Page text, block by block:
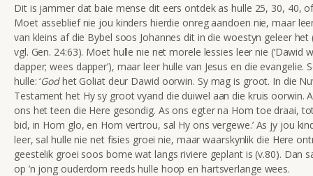
Dit is jammer dat baie mense dit eers ontdek as hulle 25, 30, 40,
Moet asseblief nie jou kinders hierdie onreg aandoen nie, maar
van kleins af die Bybel soos Johannes dit in die woestyn geleer het
vgl. Gen. 24:63). Moet hulle nie net morele lessies leer nie (‘Dawid
dapper; wees dapper’), maar leer hulle van Jesus en die evangelie.
hulle: ‘Godhet Goliat deur Dawid oorwin. Sy mag is groot. In die
Testament het Hy sy groot vyand die duiwel aan die kruis oorwin.
ons het teen die Here gesondig. As ons egter na Hom toe draai,
bid, in Hom glo, en Hom vertrou, sal Hy ons vergewe.’ As jy jou
leer, sal hulle nie net fisies groei nie, maar waarskynlik die Here
geestelik groei soos bome wat langs riviere geplant is (v.80). Dan
op ’n jong ouderdom reeds hulle hoop en hartsverlange wees.